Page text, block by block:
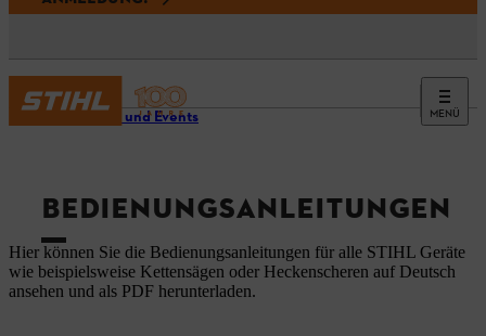
MENÜ
Service und Events
BEDIENUNGSANLEITUNGEN
Hier können Sie die Bedienungsanleitungen für alle STIHL Geräte
wie beispielsweise Kettensägen oder Heckenscheren auf Deutsch
ansehen und als PDF herunterladen.